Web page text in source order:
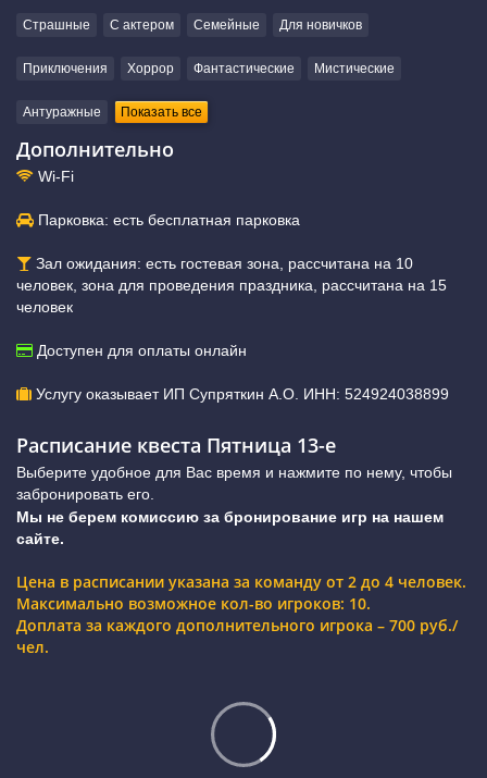
Страшные С актером Семейные Для новичков
Приключения Хоррор Фантастические Мистические
Антуражные Показать все
Дополнительно
Wi-Fi
Парковка: есть бесплатная парковка
Зал ожидания: есть гостевая зона, рассчитана на 10
человек, зона для проведения праздника, рассчитана на 15
человек
Доступен для оплаты онлайн
Услугу оказывает ИП Супряткин А.О. ИНН: 524924038899
Расписание квеста Пятница 13-е
Выберите удобное для Вас время и нажмите по нему, чтобы
забронировать его.
Мы не берем комиссию за бронирование игр на нашем
сайте.
Цена в расписании указана за команду от 2 до 4 человек.
Максимально возможное кол-во игроков: 10.
Доплата за каждого дополнительного игрока – 700 руб./
чел.